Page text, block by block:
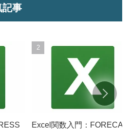
記事
Excel関数入門：